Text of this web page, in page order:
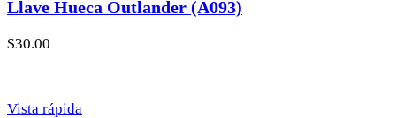
Llave Hueca Outlander (A093)
$30.00
Vista rápida